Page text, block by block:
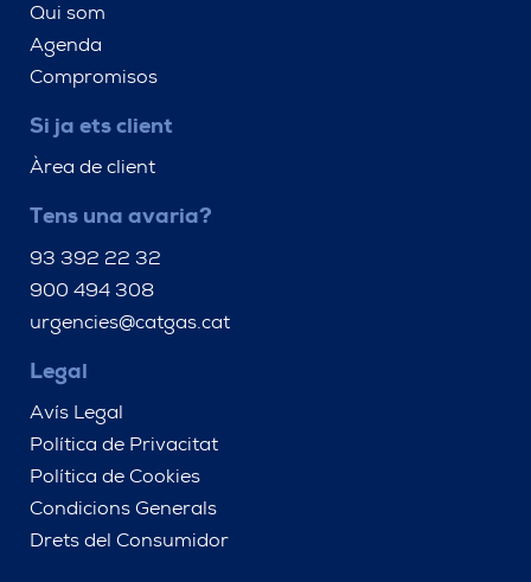
Qui som
Agenda
Compromisos
Si ja ets client
Àrea de client
Tens una avaria?
93 392 22 32
900 494 308
urgencies@catgas.cat
Legal
Avís Legal
Política de Privacitat
Política de Cookies
Condicions Generals
Drets del Consumidor